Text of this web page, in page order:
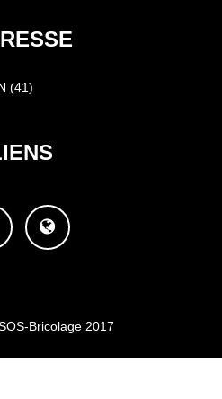
(41)
Site
Bricolage 2017